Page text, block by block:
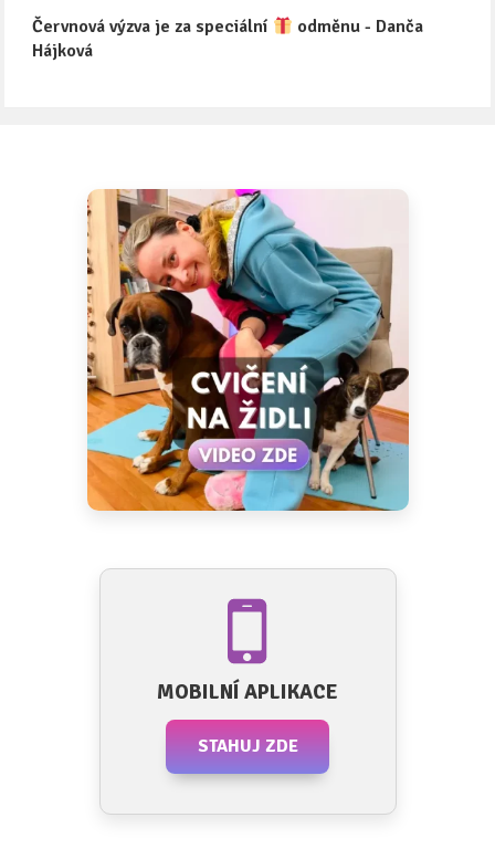
Červnová výzva je za speciální
odměnu - Danča
Hájková
MOBILNÍ APLIKACE
STAHUJ ZDE